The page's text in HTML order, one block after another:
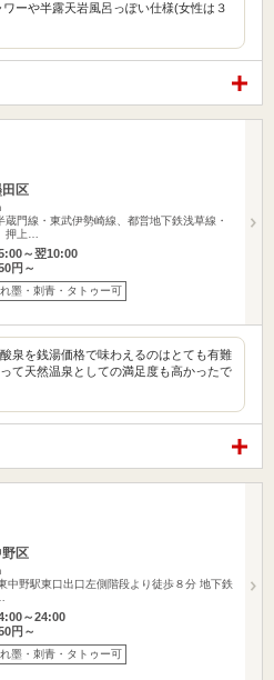
ーや半露天岩風呂っぽい仕様(女性は３
区
蔵門線・東武伊勢崎線、都営地下鉄浅草線・
押上…
～翌10:00
円～
れ墨・刺青・タトゥー可
泉を銭湯価格で味わえるのはとても有難
て天然温泉としての満足度も高かったで
区
野駅東口出口左側階段より徒歩８分 地下鉄
～24:00
円～
れ墨・刺青・タトゥー可